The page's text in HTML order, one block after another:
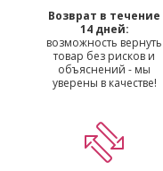
Возврат в течение
14 дней:
возможность вернуть
товар без рисков и
объяснений - мы
уверены в качестве!